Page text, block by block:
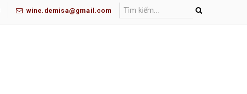
wine.demisa@gmail.com